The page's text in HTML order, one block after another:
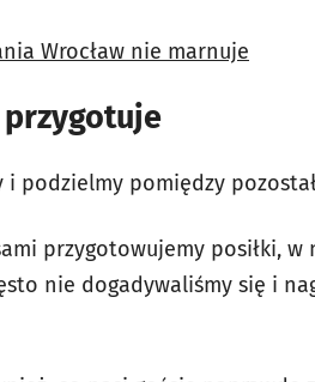
Wrocław nie marnuje
i podzielmy pomiędzy
przygotowujemy posiłki,
nie dogadywaliśmy się i